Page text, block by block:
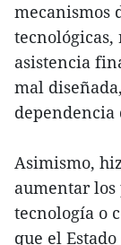
mecanismos
asistencia
mal
Asimismo,
aumentar
tecnología o
que el